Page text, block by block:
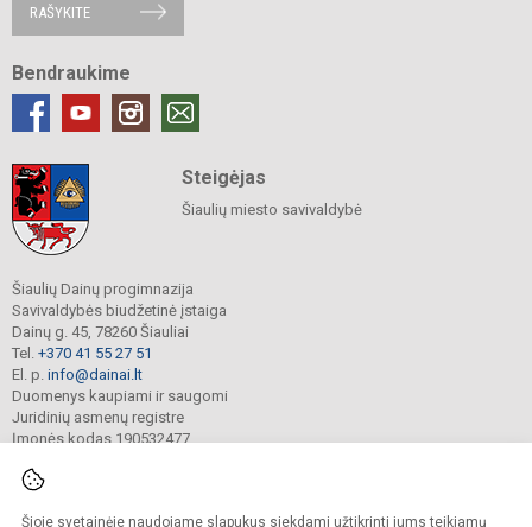
Šioje svetainėje naudojame slapukus siekdami užtikrinti jums teikiamų
RAŠYKITE
Bendraukime
Steigėjas
Šiaulių miesto savivaldybė
Šiaulių Dainų progimnazija
Savivaldybės biudžetinė įstaiga
Dainų g. 45, 78260 Šiauliai
Tel. +370 41 55 27 51
El. p. info@dainai.lt
Duomenys kaupiami ir saugomi
Juridinių asmenų registre
Įmonės kodas 190532477
© 2023. Šiaulių Dainų progimnazija. Visos teisės saugomos.